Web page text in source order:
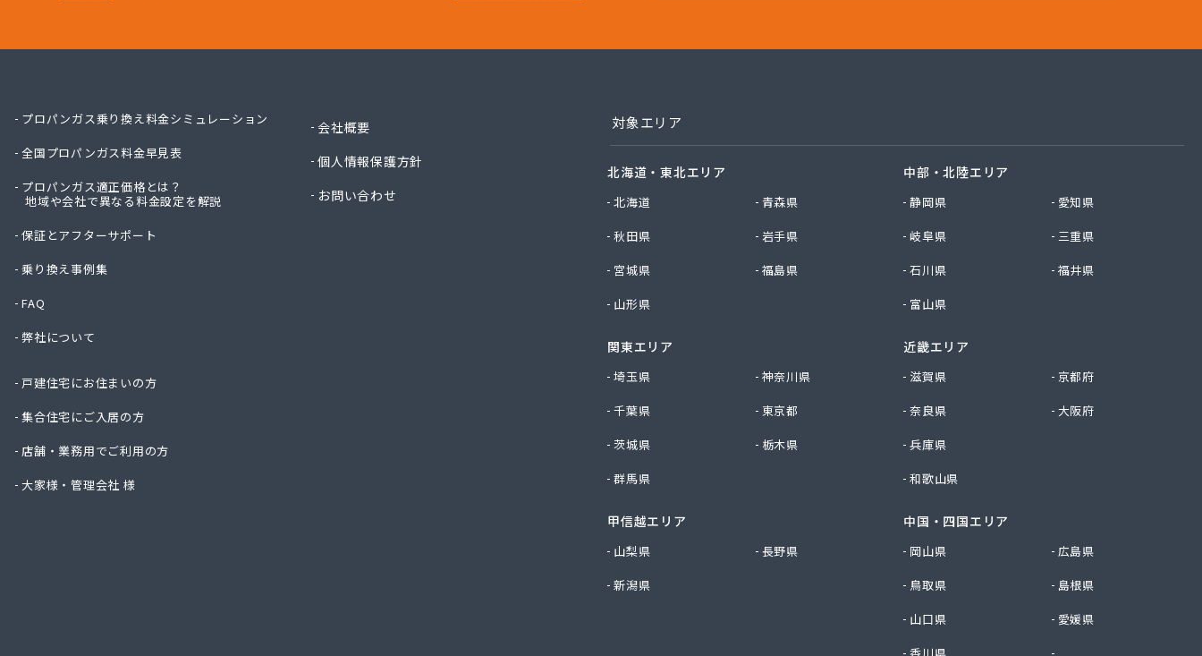
ホ－ムガス商事有限会社
安永興産株式会社
安永米穀販売店
安部燃料店
プロパンガス乗り換え料金シミュレーション
全国プロパンガス料金早見表
プロパンガス適正価格とは？
地域や会社で異なる料金設定を解説
保証とアフターサポート
乗り換え事例集
FAQ
弊社について
戸建住宅にお住まいの方
集合住宅にご入居の方
店舗・業務用でご利用の方
大家様・管理会社 様
会社概要
個人情報保護方針
お問い合わせ
対象エリア
北海道・東北エリア
北海道
青森県
秋田県
岩手県
宮城県
福島県
山形県
関東エリア
埼玉県
神奈川県
千葉県
東京都
茨城県
栃木県
群馬県
甲信越エリア
山梨県
長野県
新潟県
中部・北陸エリア
静岡県
愛知県
岐阜県
三重県
石川県
福井県
富山県
近畿エリア
滋賀県
京都府
奈良県
大阪府
兵庫県
和歌山県
中国・四国エリア
岡山県
広島県
鳥取県
島根県
山口県
愛媛県